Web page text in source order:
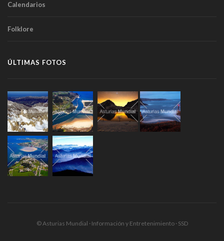
Calendarios
Folklore
ÚLTIMAS FOTOS
© Asturias Mundial · Información y Entretenimiento · SSD